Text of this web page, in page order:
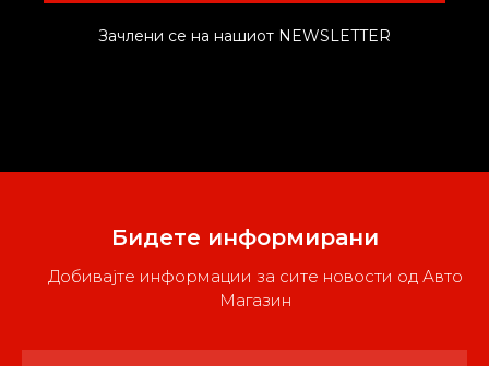
Зачлени се на нашиот NEWSLETTER
Бидете информирани
Добивајте информации за сите новости од Авто
Магазин